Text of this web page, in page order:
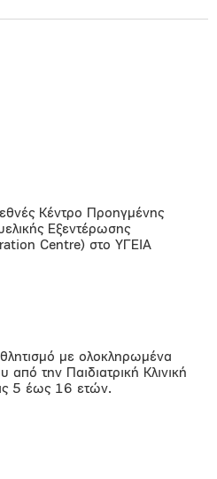
Κέντρο Προηγμένης
Εξεντέρωσης
Centre) στο ΥΓΕΙΑ
με ολοκληρωμένα
από την Παιδιατρική Κλινική
5 έως 16 ετών.